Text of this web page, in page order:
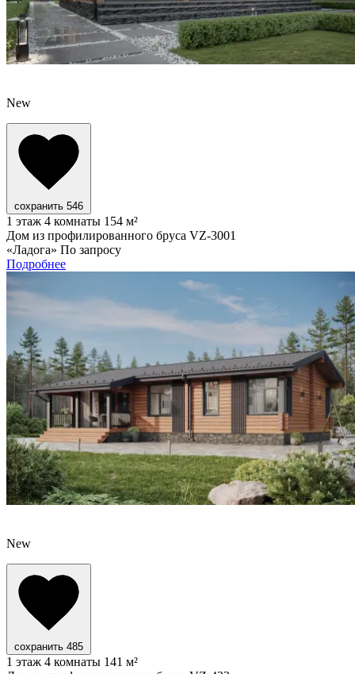
New
сохранить 546
1 этаж 4 комнаты 154 м²
Дом из профилированного бруса VZ-3001
«Ладога» По запросу
Подробнее
New
сохранить 485
1 этаж 4 комнаты 141 м²